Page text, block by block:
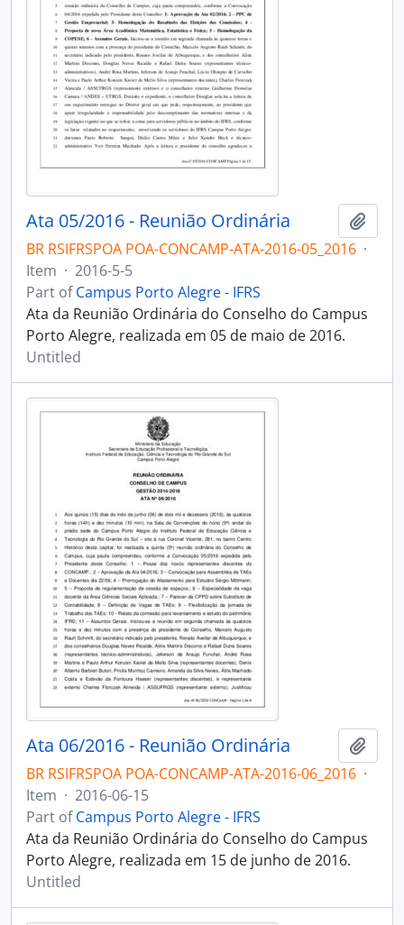
Ata 05/2016 - Reunião Ordinária
BR RSIFRSPOA POA-CONCAMP-ATA-2016-05_2016 ·
Item · 2016-5-5
Part ofCampus Porto Alegre - IFRS
Ata da Reunião Ordinária do Conselho do Campus
Porto Alegre, realizada em 05 de maio de 2016.
Untitled
Ata 06/2016 - Reunião Ordinária
BR RSIFRSPOA POA-CONCAMP-ATA-2016-06_2016 ·
Item · 2016-06-15
Part ofCampus Porto Alegre - IFRS
Ata da Reunião Ordinária do Conselho do Campus
Porto Alegre, realizada em 15 de junho de 2016.
Untitled